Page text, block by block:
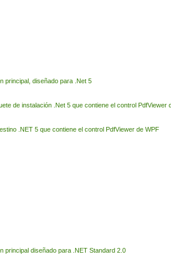
principal, diseñado para .Net 5
de instalación .Net 5 que contiene el control PdfViewer
.NET 5 que contiene el control PdfViewer de WPF
principal diseñado para .NET Standard 2.0